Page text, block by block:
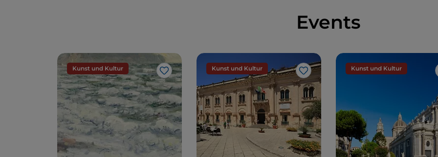
Events
Kunst und Kultur
Like
Kunst und Kultur
Like
Kunst und Kultur